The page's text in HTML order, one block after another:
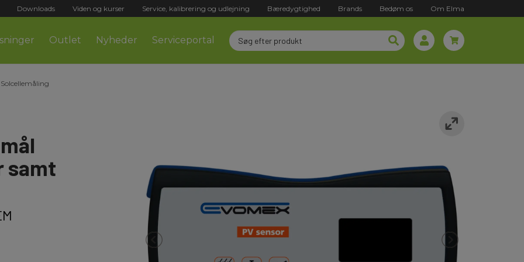
Downloads Viden og kurser Service, kalibrering og udlejning Bæredygtighed Brands Bedøm os Om Elma
Outlet Nyheder Serviceportal
samt